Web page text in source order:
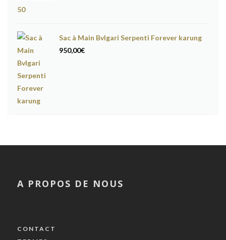
Sac à Main Bvlgari Serpenti Forever karung
950,00€
A PROPOS DE NOUS
CONTACT